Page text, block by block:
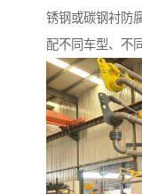
锈钢或碳钢衬防
配不同车型、不